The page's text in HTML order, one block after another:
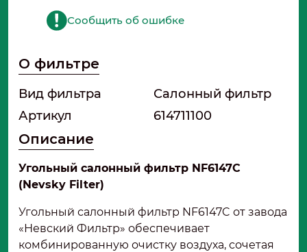
Сообщить об ошибке
О фильтре
Вид фильтра
Салонный фильтр
Артикул
614711100
Описание
Угольный салонный фильтр NF6147C
(Nevsky Filter)
Угольный салонный фильтр NF6147C от завода
«Невский Фильтр» обеспечивает
комбинированную очистку воздуха, сочетая